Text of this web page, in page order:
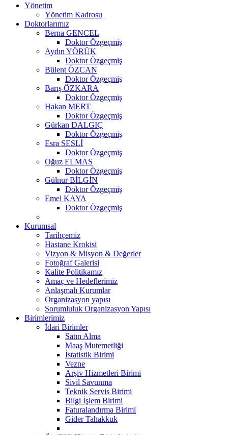
Yönetim
Yönetim Kadrosu
Doktorlarımız
Berna GENCEL
Doktor Özgeçmiş
Aydın YÖRÜK
Doktor Özgeçmiş
Bülent ÖZCAN
Doktor Özgeçmiş
Barış ÖZKARA
Doktor Özgeçmiş
Hakan MERT
Doktor Özgeçmiş
Gürkan DALGIÇ
Doktor Özgeçmiş
Esra SESLİ
Doktor Özgeçmiş
Oğuz ELMAS
Doktor Özgeçmiş
Gülnur BİLGİN
Doktor Özgeçmiş
Emel KAYA
Doktor Özgeçmiş
Kurumsal
Tarihçemiz
Hastane Krokisi
Vizyon & Misyon & Değerler
Fotoğraf Galerisi
Kalite Politikamız
Amaç ve Hedeflerimiz
Anlaşmalı Kurumlar
Organizasyon yapısı
Sorumluluk Organizasyon Yapısı
Birimlerimiz
İdari Birimler
Satın Alma
Maaş Mutemetliği
İstatistik Birimi
Vezne
Arşiv Hizmetleri Birimi
Sivil Savunma
Teknik Servis Birimi
Bilgi İşlem Birimi
Faturalandırma Birimi
Gider Tahakkuk